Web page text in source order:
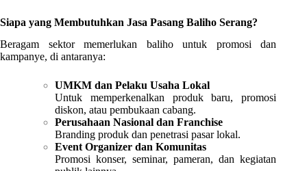
Siapa yang Membutuhkan Jasa Pasang Baliho Serang?
Beragam sektor memerlukan baliho untuk promosi dan
kampanye, di antaranya:
UMKM dan Pelaku Usaha Lokal
Untuk memperkenalkan produk baru, promosi
diskon, atau pembukaan cabang.
Perusahaan Nasional dan Franchise
Branding produk dan penetrasi pasar lokal.
Event Organizer dan Komunitas
Promosi konser, seminar, pameran, dan kegiatan